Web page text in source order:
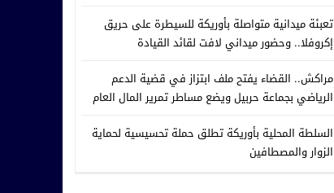
تعبئة ميدانية متواصلة بأوريكة للسيطرة على حريق
إكروفلا.. وحضور ميداني لافت لقائد القيادة
مراكش.. القضاء يفتح ملف ابتزاز في قضية الدعم
الرياضي بجماعة حربيل ويضع مساطر تمرير المال العام
السلطة المحلية بأوريكة تطلق حملة تحسيسية لحماية
الزوار والمصطافين